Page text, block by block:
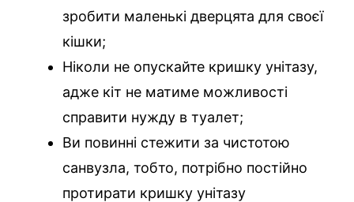
зробити маленькі дверцята для своєї
кішки;
Ніколи не опускайте кришку унітазу,
адже кіт не матиме можливості
справити нужду в туалет;
Ви повинні стежити за чистотою
санвузла, тобто, потрібно постійно
протирати кришку унітазу